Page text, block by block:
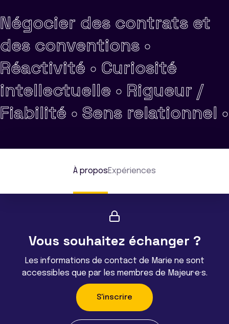
Négocier des contrats et
des conventions •
Réactivité • Curiosité
intellectuelle • Rigueur /
Fiabilité • Sens relationnel •
À proposExpériences
Vous souhaitez échanger ?
Les informations de contact de Marie ne sont
accessibles que par les membres de Majeur·e·s.
S'inscrire